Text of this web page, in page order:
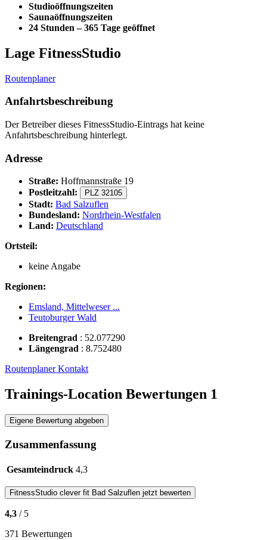
Studioöffnungszeiten
Saunaöffnungszeiten
24 Stunden – 365 Tage geöffnet
Lage FitnessStudio
Routenplaner
Anfahrtsbeschreibung
Der Betreiber dieses FitnessStudio-Eintrags hat keine
Anfahrtsbeschreibung hinterlegt.
Adresse
Straße: Hoffmannstraße 19
Postleitzahl:
PLZ 32105
Stadt: Bad Salzuflen
Bundesland: Nordrhein-Westfalen
Land: Deutschland
Ortsteil:
keine Angabe
Regionen:
Emsland, Mittelweser ...
Teutoburger Wald
Breitengrad : 52.077290
Längengrad : 8.752480
RoutenplanerKontakt
Trainings-Location Bewertungen 1
Eigene Bewertung abgeben
Zusammenfassung
Gesamteindruck 4,3
FitnessStudio clever fit Bad Salzuflen jetzt bewerten
4,3 / 5
371 Bewertungen